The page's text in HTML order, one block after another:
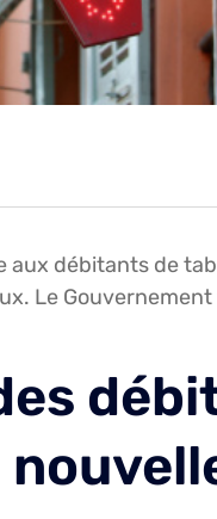
aux débitants de
Le